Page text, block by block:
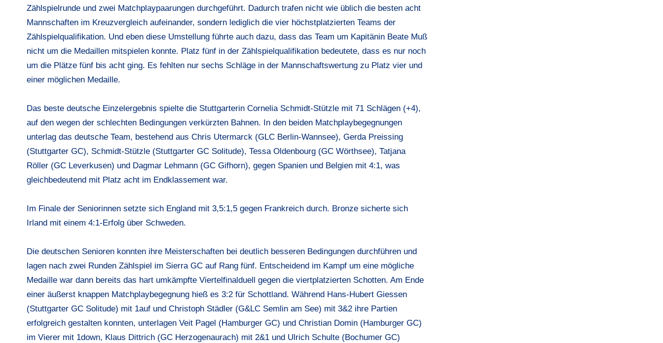
Zählspielrunde und zwei Matchplaypaarungen durchgeführt. Dadurch trafen nicht wie üblich die besten acht
Mannschaften im Kreuzvergleich aufeinander, sondern lediglich die vier höchstplatzierten Teams der
Zählspielqualifikation. Und eben diese Umstellung führte auch dazu, dass das Team um Kapitänin Beate Muß
nicht um die Medaillen mitspielen konnte. Platz fünf in der Zählspielqualifikation bedeutete, dass es nur noch
um die Plätze fünf bis acht ging. Es fehlten nur sechs Schläge in der Mannschaftswertung zu Platz vier und
einer möglichen Medaille.
Das beste deutsche Einzelergebnis spielte die Stuttgarterin Cornelia Schmidt-Stützle mit 71 Schlägen (+4),
auf den wegen der schlechten Bedingungen verkürzten Bahnen. In den beiden Matchplaybegegnungen
unterlag das deutsche Team, bestehend aus Chris Utermarck (GLC Berlin-Wannsee), Gerda Preissing
(Stuttgarter GC), Schmidt-Stützle (Stuttgarter GC Solitude), Tessa Oldenbourg (GC Wörthsee), Tatjana
Röller (GC Leverkusen) und Dagmar Lehmann (GC Gifhorn), gegen Spanien und Belgien mit 4:1, was
gleichbedeutend mit Platz acht im Endklassement war.
Im Finale der Seniorinnen setzte sich England mit 3,5:1,5 gegen Frankreich durch. Bronze sicherte sich
Irland mit einem 4:1-Erfolg über Schweden.
Die deutschen Senioren konnten ihre Meisterschaften bei deutlich besseren Bedingungen durchführen und
lagen nach zwei Runden Zählspiel im Sierra GC auf Rang fünf. Entscheidend im Kampf um eine mögliche
Medaille war dann bereits das hart umkämpfte Viertelfinalduell gegen die viertplatzierten Schotten. Am Ende
einer äußerst knappen Matchplaybegegnung hieß es 3:2 für Schottland. Während Hans-Hubert Giessen
(Stuttgarter GC Solitude) mit 1auf und Christoph Städler (G&LC Semlin am See) mit 3&2 ihre Partien
erfolgreich gestalten konnten, unterlagen Veit Pagel (Hamburger GC) und Christian Domin (Hamburger GC)
im Vierer mit 1down, Klaus Dittrich (GC Herzogenaurach) mit 2&1 und Ulrich Schulte (Bochumer GC)